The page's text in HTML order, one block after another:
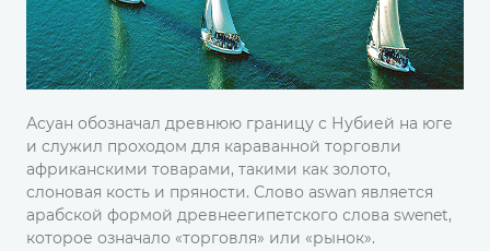
Асуан обозначал древнюю границу с Нубией на юге
и служил проходом для караванной торговли
африканскими товарами, такими как золото,
слоновая кость и пряности. Слово aswan является
арабской формой древнеегипетского слова swenet,
которое означало «торговля» или «рынок».